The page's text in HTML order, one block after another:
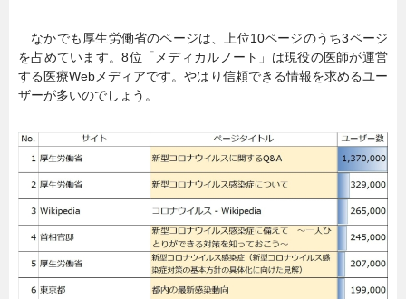
なかでも厚生労働省のページは、上位10ページのうち3ページ
を占めています。8位「メディカルノート」は現役の医師が運営
する医療Webメディアです。やはり信頼できる情報を求めるユー
ザーが多いのでしょう。